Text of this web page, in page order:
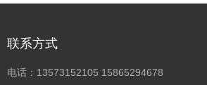
联系方式
电话：13573152105 15865294678